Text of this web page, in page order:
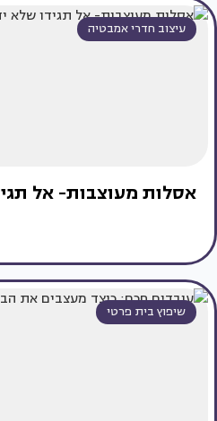
עיצוב חדרי אמבטיה
אסלות מעוצבות- אל
שיפוץ בית פרטי